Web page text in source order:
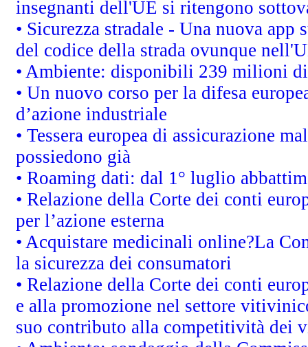
insegnanti dell'UE si ritengono
• Sicurezza stradale - Una nuova
del codice della strada ovunque
• Ambiente: disponibili 239 milioni
• Un nuovo corso per la difesa
d’azione industriale
• Tessera europea di assicurazione
possiedono già
• Roaming dati: dal 1° luglio
• Relazione della Corte dei conti
per l’azione esterna
• Acquistare medicinali online?La
la sicurezza dei consumatori
• Relazione della Corte dei conti
e alla promozione nel settore
suo contributo alla competitività dei